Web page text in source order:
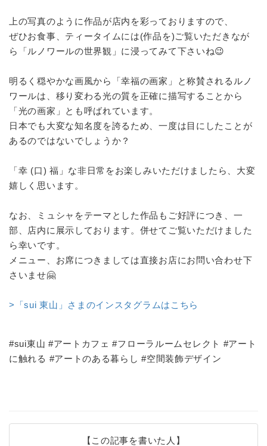
上の写真のように作品が店内を彩っておりますので、
ぜひお食事、ティータイムには(作品を)ご覧いただきなが
ら「ルノワールの世界観」に浸ってみて下さいね😉
明るく穏やかな画風から「幸福の画家」と称賛されるルノ
ワールは、移り変わる光の質を正確に描写することから
「光の画家」とも呼ばれています。
日本でも大変な知名度を誇るため、一度は目にしたことが
あるのではないでしょうか？
「幸 (口) 福」な非日常をお楽しみいただけましたら、大変
嬉しく思います。
なお、ミュシャをテーマとした作品もご好評につき、一
部、店内に展示しております。併せてご覧いただけました
ら幸いです。
メニュー、お席につきましては直接お店にお問い合わせ下
さいませ🤗
>「sui 東山」さまのインスタグラムはこちら
#sui東山 #アートカフェ #フローラルームセレクト #アート
に触れる #アートのある暮らし #空間装飾デザイン
【この記事を書いた人】